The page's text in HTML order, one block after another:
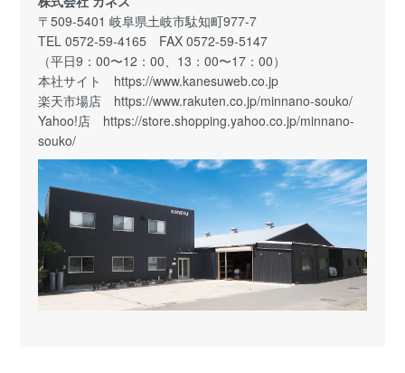
〒509-5401 岐阜県土岐市駄知町977-7
TEL 0572-59-4165 FAX 0572-59-5147
（平日9：00〜12：00、13：00〜17：00）
本社サイト https://www.kanesuweb.co.jp
楽天市場店 https://www.rakuten.co.jp/minnano-souko/
Yahoo!店 https://store.shopping.yahoo.co.jp/minnano-
souko/